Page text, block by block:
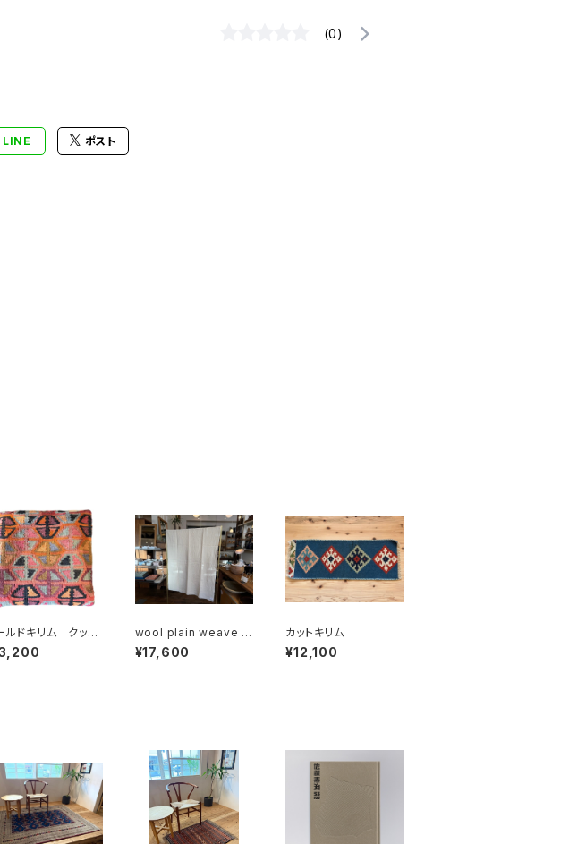
(0)
LINE ポスト
ルドキリム クッシ
wool plain weave cr
eam
¥17,600
カットキリム
¥12,100